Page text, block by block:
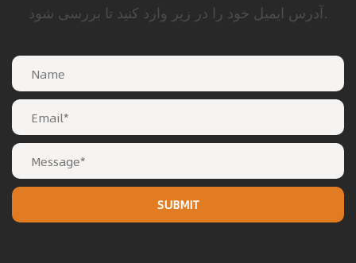
آدرس ایمیل خود را در زیر وارد کنید تا بررسی شود.